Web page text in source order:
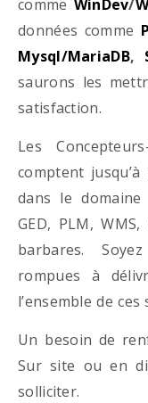
comme WinDev/
données comme
Mysql/MariaDB,
saurons les
satisfaction.
Les
comptent jusqu’à
dans le domaine
GED, PLM,
barbares.
rompues à
l’ensemble de ces
Un besoin de
Sur site ou en
solliciter.